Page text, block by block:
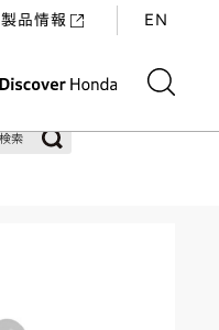
製品情報 EN